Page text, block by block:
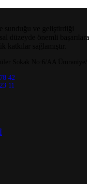
sunduğu ve geliştirdiği
düzeyde önemli başarılara
katkılar sağlamıştır.
42
11